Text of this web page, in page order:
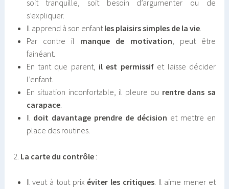
soit tranquille, soit besoin d’argumenter ou de
s’expliquer.
Il apprend à son enfantles plaisirs simples de la vie.
Par contre il manque de motivation, peut être
fainéant.
En tant que parent, il est permissifet laisse décider
l’enfant.
En situation inconfortable, il pleure ou rentre dans sa
carapace.
Il doit davantage prendre de décision et mettre en
place des routines.
2. La carte du contrôle :
Il veut à tout prixéviter les critiques. Il aime mener et